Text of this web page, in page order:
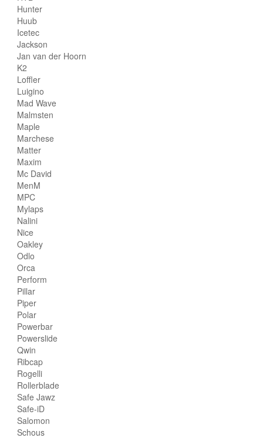
Hunter
Huub
Icetec
Jackson
Jan van der Hoorn
K2
Loffler
Luigino
Mad Wave
Malmsten
Maple
Marchese
Matter
Maxim
Mc David
MenM
MPC
Mylaps
Nalini
Nice
Oakley
Odlo
Orca
Perform
Pillar
Piper
Polar
Powerbar
Powerslide
Qwin
Ribcap
Rogelli
Rollerblade
Safe Jawz
Safe-iD
Salomon
Schous